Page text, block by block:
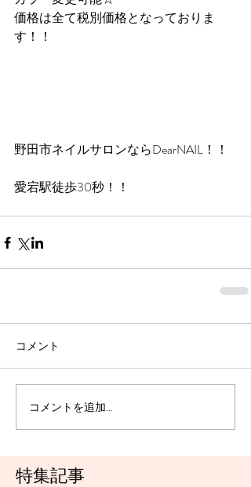
特集記事
価格は全て税別価格となっておりま
す！！
野田市ネイルサロンならDearNAIL！！
愛宕駅徒歩30秒！！
コメント
コメントを追加…